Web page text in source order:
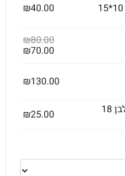
₪40.00
₪80.00
₪70.00
₪130.00
בלון מיילר לב לבן 18 ₪25.00